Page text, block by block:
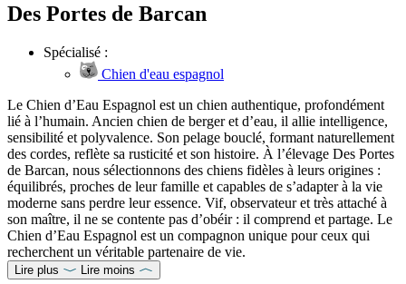
Des Portes de Barcan
Spécialisé :
Chien d'eau espagnol
Le Chien d’Eau Espagnol est un chien authentique, profondément
lié à l’humain. Ancien chien de berger et d’eau, il allie intelligence,
sensibilité et polyvalence. Son pelage bouclé, formant naturellement
des cordes, reflète sa rusticité et son histoire. À l’élevage Des Portes
de Barcan, nous sélectionnons des chiens fidèles à leurs origines :
équilibrés, proches de leur famille et capables de s’adapter à la vie
moderne sans perdre leur essence. Vif, observateur et très attaché à
son maître, il ne se contente pas d’obéir : il comprend et partage. Le
Chien d’Eau Espagnol est un compagnon unique pour ceux qui
recherchent un véritable partenaire de vie.
Lire plus Lire moins